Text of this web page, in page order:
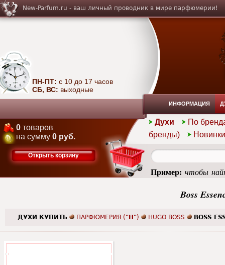
Boss
ДУХИ КУПИТЬ ПАРФЮМЕРИЯ ( "H") HUGO BOSS BOSS
New-Parfum.ru - ваш личный проводник в мире парфюмерии!
ПН-ПТ: с 10 до 17 часов
СБ, ВС: выходные
ИНФОРМАЦИЯ
Духи
По
бренды)
Новинки
0 товаров
на сумму 0 руб.
Открыть корзину
Пример: чтобы